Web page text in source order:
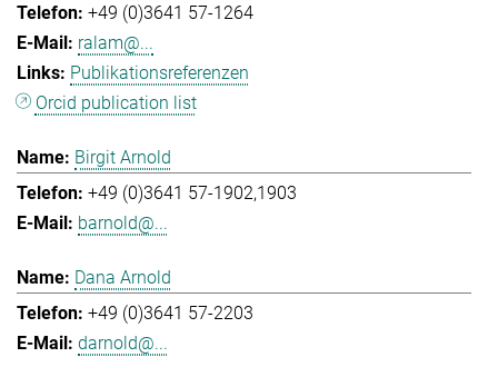
+49 (0)3641 57-1264
ralam@...
Publikationsreferenzen
Orcid publication list
Birgit Arnold
+49 (0)3641 57-1902,1903
barnold@...
Dana Arnold
+49 (0)3641 57-2203
darnold@...